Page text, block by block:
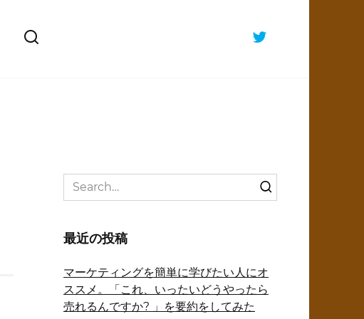
Search
for:
最近の投稿
マーケティングを簡単に学びたい人にオ
ススメ。「これ、いったいどうやったら
売れるんですか? 」を要約をしてみた